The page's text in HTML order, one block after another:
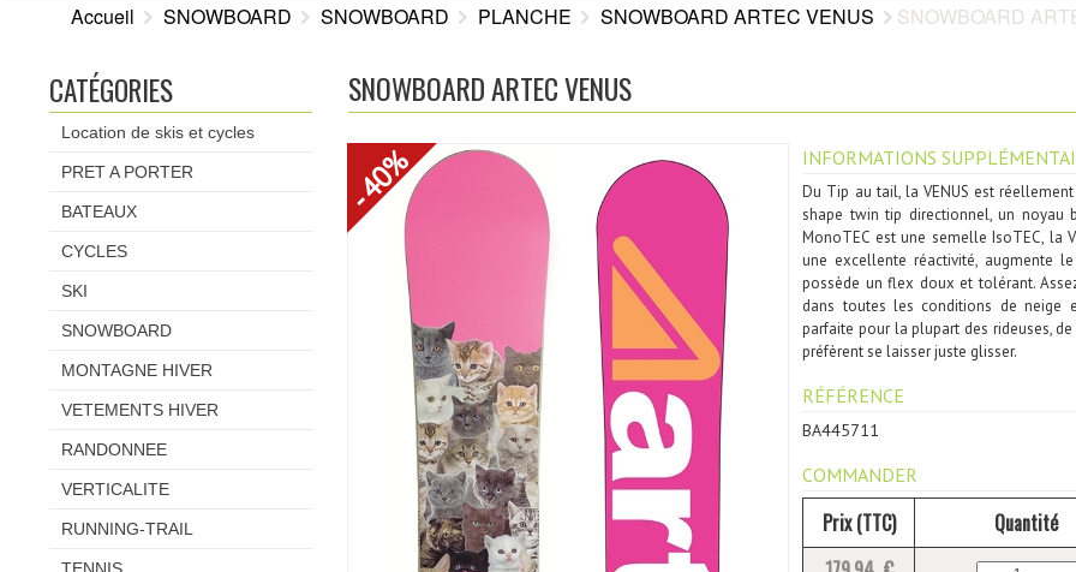
Accueil SNOWBOARD SNOWBOARD PLANCHE SNOWBOARD ARTEC VENUS SNOWBOARD
SNOWBOARD ARTEC VENUS
- 40% INFORMATIONS
Du Tip au tail, la VENUS est
shape twin tip directionnel, un noyau
MonoTEC est une semelle IsoTEC, la
une excellente réactivité, augmente
possède un flex doux et tolérant.
dans toutes les conditions de neige
parfaite pour la plupart des rideuses,
préfèrent se laisser juste glisser.
RÉFÉRENCE
BA445711
COMMANDER
Prix (TTC)
Quantité
CATÉGORIES
Location de skis et cycles
PRET A PORTER
BATEAUX
CYCLES
SKI
SNOWBOARD
MONTAGNE HIVER
VETEMENTS HIVER
RANDONNEE
VERTICALITE
RUNNING-TRAIL